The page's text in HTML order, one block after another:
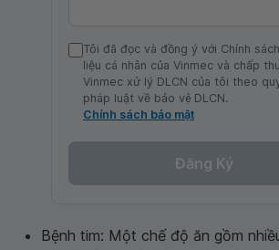
Tôi đã đọc và đồng ý với Chính
liệu cá nhân của Vinmec và chấp
Vinmec xử lý DLCN của tôi theo
pháp luật về bảo vệ DLCN.
Chính sách bảo mật
Đăng Ký
Bệnh tim: Một chế độ ăn gồm